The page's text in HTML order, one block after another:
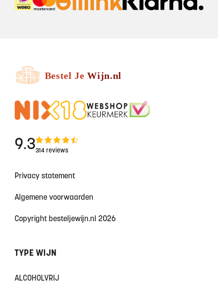
9.3314 reviews
Privacy statement
Algemene voorwaarden
Copyright besteljewijn.nl 2026
TYPE WIJN
ALCOHOLVRIJ